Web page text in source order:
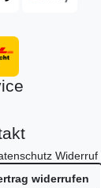
Widerruf
widerrufen